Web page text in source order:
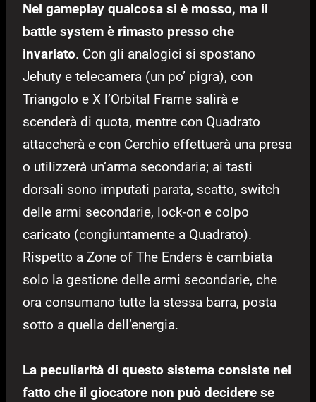
Nel gameplay qualcosa si è mosso, ma il
battle system è rimasto presso che
invariato. Con gli analogici si spostano
Jehuty e telecamera (un po’ pigra), con
Triangolo e X l’Orbital Frame salirà e
scenderà di quota, mentre con Quadrato
attaccherà e con Cerchio effettuerà una presa
o utilizzerà un’arma secondaria; ai tasti
dorsali sono imputati parata, scatto, switch
delle armi secondarie, lock-on e colpo
caricato (congiuntamente a Quadrato).
Rispetto a Zone of The Enders è cambiata
solo la gestione delle armi secondarie, che
ora consumano tutte la stessa barra, posta
sotto a quella dell’energia.
La peculiarità di questo sistema consiste nel
fatto che il giocatore non può decidere se